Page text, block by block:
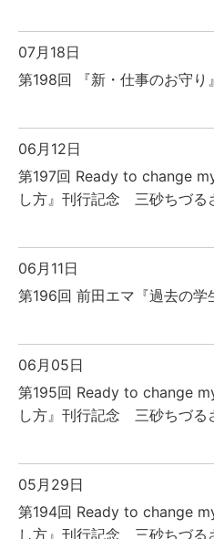
07月18日
第198回 『新・仕事のお守り
06月12日
第197回 Ready to change
し方』刊行記念 三砂ちづる
06月11日
第196回 前田エマ『過去の学
06月05日
第195回 Ready to change
し方』刊行記念 三砂ちづる
05月29日
第194回 Ready to change
し方』刊行記念 三砂ちづる